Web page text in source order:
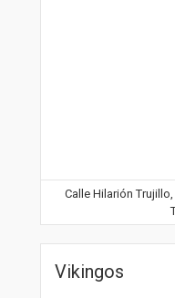
Calle Hilarión
Vikingos